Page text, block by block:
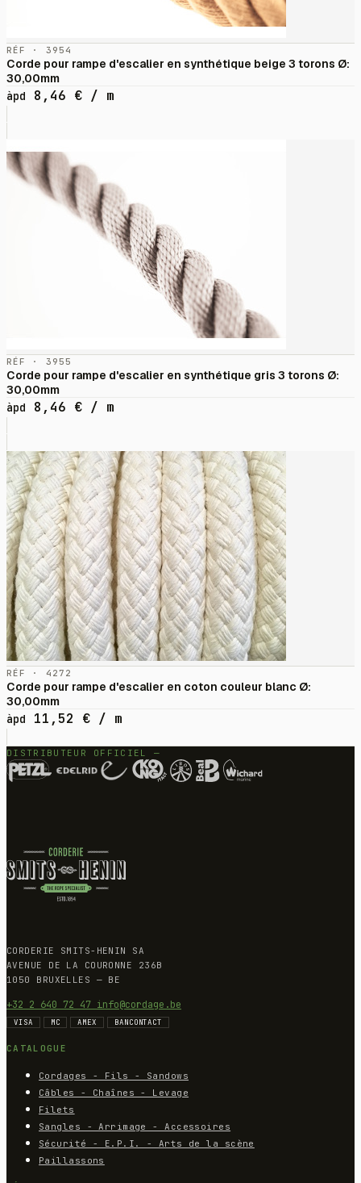
RÉF · 3954
Corde pour rampe d'escalier en synthétique beige 3 torons Ø:
30,00mm
àpd
8,46 € / m
RÉF · 3955
Corde pour rampe d'escalier en synthétique gris 3 torons Ø:
30,00mm
àpd
8,46 € / m
RÉF · 4272
Corde pour rampe d'escalier en coton couleur blanc Ø:
30,00mm
àpd
11,52 € / m
DISTRIBUTEUR OFFICIEL —
CORDERIE SMITS-HENIN SA
AVENUE DE LA COURONNE 236B
1050 BRUXELLES — BE
+32 2 640 72 47 info@cordage.be
VISA MC AMEX BANCONTACT
CATALOGUE
Cordages - Fils - Sandows
Câbles - Chaînes - Levage
Filets
Sangles - Arrimage - Accessoires
Sécurité - E.P.I. - Arts de la scène
Paillassons